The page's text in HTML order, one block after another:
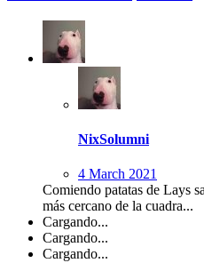
NixSolumni
4 March 2021
Comiendo patatas de Lays
más cercano de la cuadra...
Cargando...
Cargando...
Cargando...